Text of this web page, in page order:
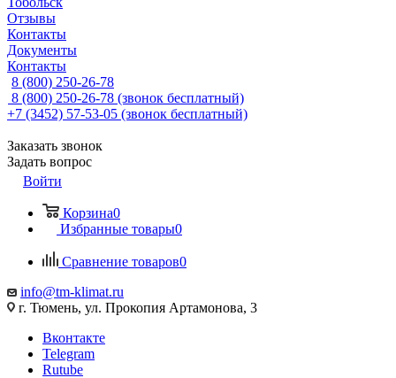
Отзывы
Контакты
Документы
Контакты
8 (800) 250-26-78
8 (800) 250-26-78 (звонок бесплатный)
+7 (3452) 57-53-05 (звонок бесплатный)
Заказать звонок
Задать вопрос
Войти
Корзина0
Избранные товары0
Сравнение товаров0
info@tm-klimat.ru
г. Тюмень, ул. Прокопия Артамонова, 3
Вконтакте
Telegram
Rutube